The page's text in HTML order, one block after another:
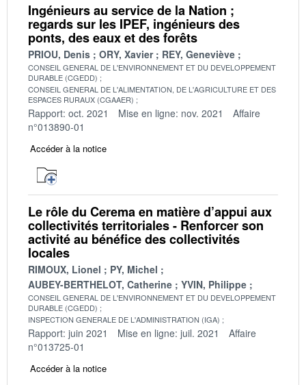
Ingénieurs au service de la Nation ;
regards sur les IPEF, ingénieurs des
ponts, des eaux et des forêts
PRIOU, Denis ORY, Xavier REY, Geneviève
CONSEIL GENERAL DE L'ENVIRONNEMENT ET DU DEVELOPPEMENT
DURABLE (CGEDD)
CONSEIL GENERAL DE L'ALIMENTATION, DE L'AGRICULTURE ET DES
ESPACES RURAUX (CGAAER)
Rapport: oct. 2021 Mise en ligne: nov. 2021
Affaire
n°013890-01
Accéder à la notice
Le rôle du Cerema en matière d’appui aux
collectivités territoriales - Renforcer son
activité au bénéfice des collectivités
locales
RIMOUX, Lionel
PY, Michel
AUBEY-BERTHELOT, Catherine
YVIN, Philippe
CONSEIL GENERAL DE L'ENVIRONNEMENT ET DU DEVELOPPEMENT
DURABLE (CGEDD)
INSPECTION GENERALE DE L'ADMINISTRATION (IGA)
Rapport: juin 2021 Mise en ligne: juil. 2021
Affaire
n°013725-01
Accéder à la notice